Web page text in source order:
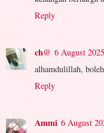
Reply
ch@ 6 August
alhamdulillah,
Reply
Ammi 6 August